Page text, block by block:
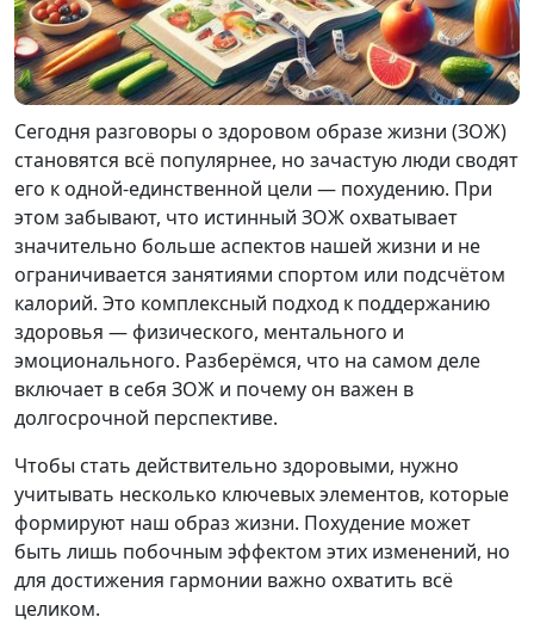
Сегодня разговоры о здоровом образе жизни (ЗОЖ)
становятся всё популярнее, но зачастую люди сводят
его к одной-единственной цели — похудению. При
этом забывают, что истинный ЗОЖ охватывает
значительно больше аспектов нашей жизни и не
ограничивается занятиями спортом или подсчётом
калорий. Это комплексный подход к поддержанию
здоровья — физического, ментального и
эмоционального. Разберёмся, что на самом деле
включает в себя ЗОЖ и почему он важен в
долгосрочной перспективе.
Чтобы стать действительно здоровыми, нужно
учитывать несколько ключевых элементов, которые
формируют наш образ жизни. Похудение может
быть лишь побочным эффектом этих изменений, но
для достижения гармонии важно охватить всё
целиком.